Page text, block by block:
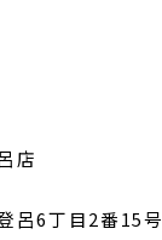
店
呂6丁目2番15号